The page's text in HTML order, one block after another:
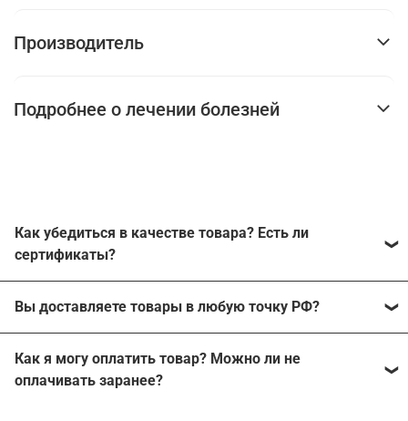
Производитель
Подробнее о лечении болезней
Как убедиться в качестве товара? Есть ли
сертификаты?
без каких-либо посредников. Каждый из
производителей может подтвердить работу с нашей
компанией, поэтому продажа неоригинальной
продукции исключена.
Вы доставляете товары в любую точку РФ?
пункт России, где есть пункты выдачи СДЭК или хотя
бы почтовое отделение.
Как я могу оплатить товар? Можно ли не
оплачивать заранее?